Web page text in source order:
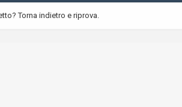
Torna indietro e riprova.